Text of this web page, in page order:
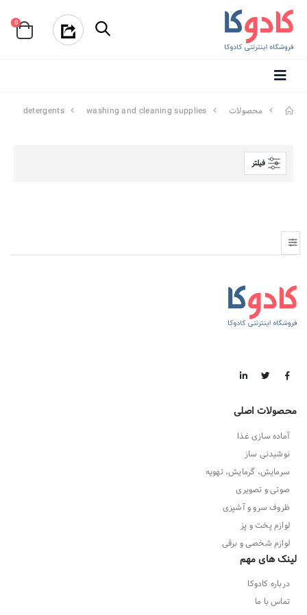
0
محصولات washing and cleaning supplies
detergents
فیلتر
محصولات اصلی
آماده سازی غذا
نوشیدنی ساز
سرمایش، گرمایش، تهویه
صوتی و تصویری
ظروف سرو و آشپزی
لوازم پخت و پز
لوازم شخصی و برقی
لینک های مهم
درباره کادوکا
تماس با ما